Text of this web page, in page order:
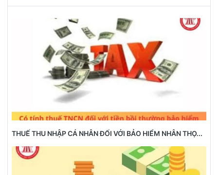
THUẾ THU NHẬP CÁ NHÂN ĐỐI VỚI BẢO HIỂM NHÂN THỌ...